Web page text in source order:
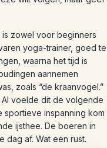
zowel voor beginners
yoga-trainer, goed te
waarna het tijd is
aannemen
zoals “de kraanvogel.”
voelde dit de volgende
inspanning kom
ijsthee. De boeren in
dag af. Wat een rust.